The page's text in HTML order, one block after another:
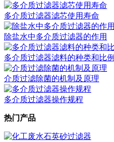
多介质过滤器滤芯使用寿命
除盐水中多介质过滤器的作用
多介质过滤器滤料的种类和比例
介质过滤除菌的机制及原理
多介质过滤器操作规程
热门产品